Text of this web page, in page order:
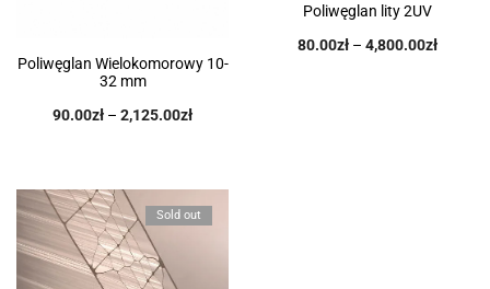
Poliwęglan Wielokomorowy 10-
32 mm
90.00zł – 2,125.00zł
Poliwęglan lity 2UV
80.00zł – 4,800.00zł
Sold out